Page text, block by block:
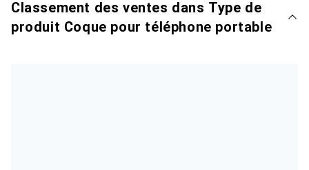
Classement des ventes dans Type de
produit Coque pour téléphone portable